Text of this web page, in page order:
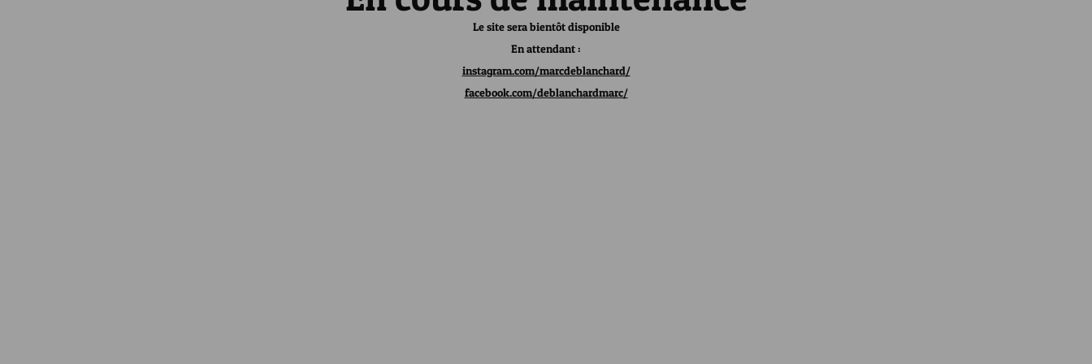
Le site sera bientôt disponible
En attendant :
instagram.com/marcdeblanchard/
facebook.com/deblanchardmarc/